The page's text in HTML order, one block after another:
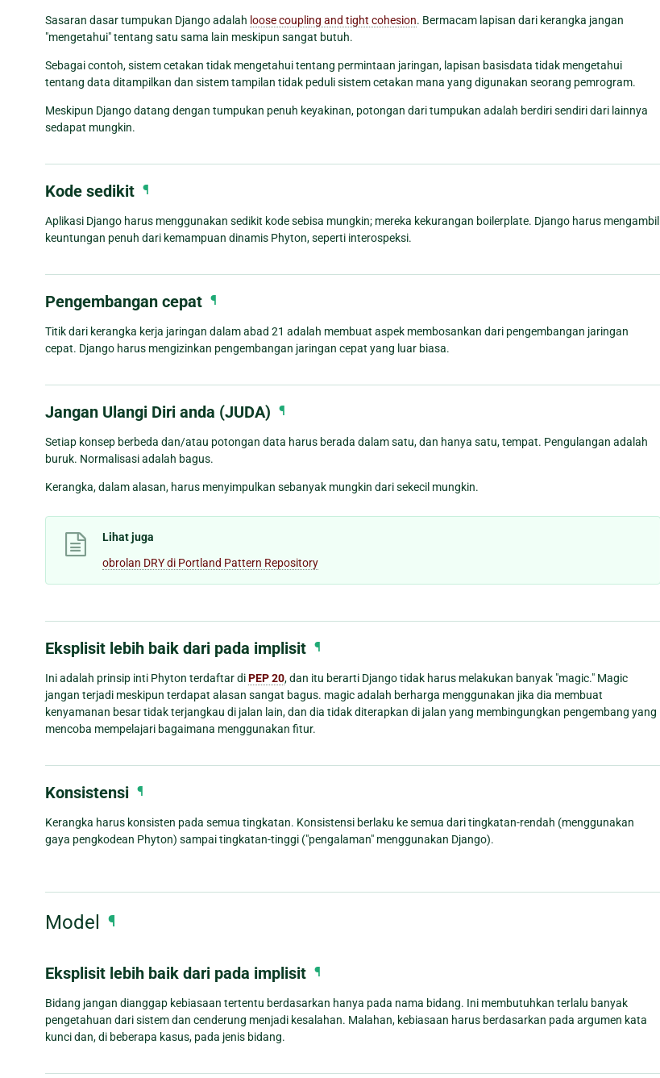
Sasaran dasar tumpukan Django adalah loose coupling and tight cohesion. Bermacam lapisan dari kerangka jangan
"mengetahui" tentang satu sama lain meskipun sangat butuh.
Sebagai contoh, sistem cetakan tidak mengetahui tentang permintaan jaringan, lapisan basisdata tidak mengetahui
tentang data ditampilkan dan sistem tampilan tidak peduli sistem cetakan mana yang digunakan seorang pemrogram.
Meskipun Django datang dengan tumpukan penuh keyakinan, potongan dari tumpukan adalah berdiri sendiri dari lainnya
sedapat mungkin.
Kode sedikit ¶
Aplikasi Django harus menggunakan sedikit kode sebisa mungkin; mereka kekurangan boilerplate. Django harus mengambil
keuntungan penuh dari kemampuan dinamis Phyton, seperti interospeksi.
Pengembangan cepat ¶
Titik dari kerangka kerja jaringan dalam abad 21 adalah membuat aspek membosankan dari pengembangan jaringan
cepat. Django harus mengizinkan pengembangan jaringan cepat yang luar biasa.
Jangan Ulangi Diri anda (JUDA) ¶
Setiap konsep berbeda dan/atau potongan data harus berada dalam satu, dan hanya satu, tempat. Pengulangan adalah
buruk. Normalisasi adalah bagus.
Kerangka, dalam alasan, harus menyimpulkan sebanyak mungkin dari sekecil mungkin.
Lihat juga
obrolan DRY di Portland Pattern Repository
Eksplisit lebih baik dari pada implisit ¶
Ini adalah prinsip inti Phyton terdaftar diPEP 20, dan itu berarti Django tidak harus melakukan banyak "magic." Magic
jangan terjadi meskipun terdapat alasan sangat bagus. magic adalah berharga menggunakan jika dia membuat
kenyamanan besar tidak terjangkau di jalan lain, dan dia tidak diterapkan di jalan yang membingungkan pengembang yang
mencoba mempelajari bagaimana menggunakan fitur.
Konsistensi ¶
Kerangka harus konsisten pada semua tingkatan. Konsistensi berlaku ke semua dari tingkatan-rendah (menggunakan
gaya pengkodean Phyton) sampai tingkatan-tinggi ("pengalaman" menggunakan Django).
Model ¶
Eksplisit lebih baik dari pada implisit ¶
Bidang jangan dianggap kebiasaan tertentu berdasarkan hanya pada nama bidang. Ini membutuhkan terlalu banyak
pengetahuan dari sistem dan cenderung menjadi kesalahan. Malahan, kebiasaan harus berdasarkan pada argumen kata
kunci dan, di beberapa kasus, pada jenis bidang.